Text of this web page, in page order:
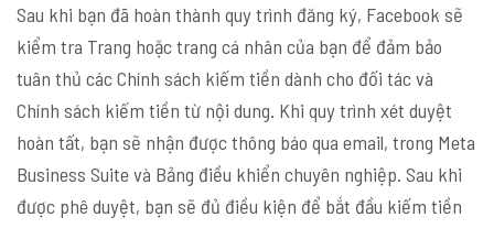
Sau khi bạn đã hoàn thành quy trình đăng ký, Facebook sẽ
kiểm tra Trang hoặc trang cá nhân của bạn để đảm bảo
tuân thủ các Chính sách kiếm tiền dành cho đối tác và
Chính sách kiếm tiền từ nội dung. Khi quy trình xét duyệt
hoàn tất, bạn sẽ nhận được thông báo qua email, trong Meta
Business Suite và Bảng điều khiển chuyên nghiệp. Sau khi
được phê duyệt, bạn sẽ đủ điều kiện để bắt đầu kiếm tiền